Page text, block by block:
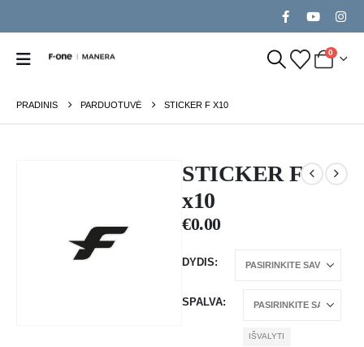
0
PRADINIS PARDUOTUVĖ STICKER F X10
STICKER F
x10
€0.00
DYDIS
SPALVA
IŠVALYTI